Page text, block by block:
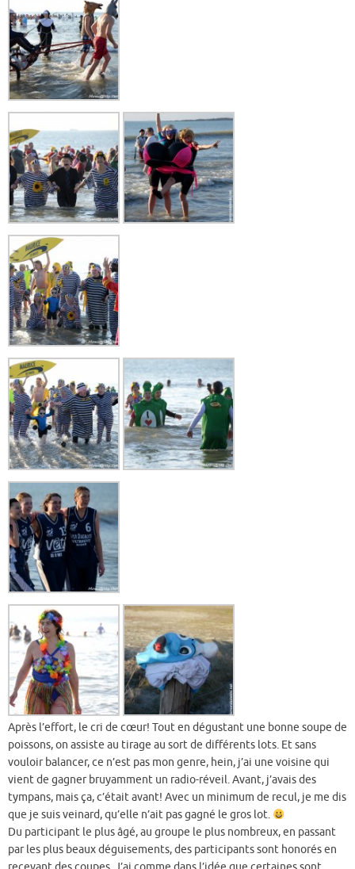
Après l’effort, le cri de cœur! Tout en dégustant une bonne soupe de
poissons, on assiste au tirage au sort de différents lots. Et sans
vouloir balancer, ce n’est pas mon genre, hein, j’ai une voisine qui
vient de gagner bruyamment un radio-réveil. Avant, j’avais des
tympans, mais ça, c’était avant! Avec un minimum de recul, je me dis
que je suis veinard, qu’elle n’ait pas gagné le gros lot.
Du participant le plus âgé, au groupe le plus nombreux, en passant
par les plus beaux déguisements, des participants sont honorés en